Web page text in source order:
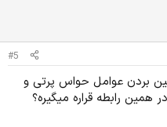
#5
بردن عوامل حواس پرتی و
رابطه قراره میگیره؟